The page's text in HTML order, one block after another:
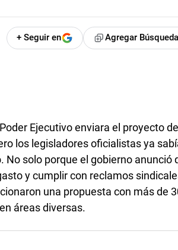
+ Seguir en Agregar
Ejecutivo enviara el proyecto de
los legisladores oficialistas ya
solo porque el gobierno anunció
y cumplir con reclamos
una propuesta con más de
áreas diversas.